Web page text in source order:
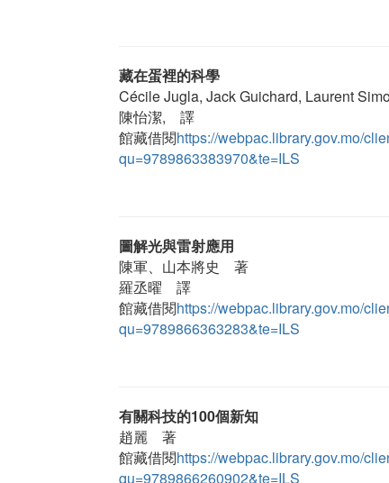
藏在蛋裡的科學
Cécile Jugla, Jack Guichard, Laurent
陳怡潔, 譯
館藏借閱https://webpac.library.gov.mo/
qu=9789863383970&te=ILS
圖解光與雷射應用
陳軍、山本將史 著
羅丞曜 譯
館藏借閱https://webpac.library.gov.mo/
qu=9789866363283&te=ILS
有關科技的100個新知
趙麗 著
館藏借閱https://webpac.library.gov.mo/
qu=9789866260902&te=ILS